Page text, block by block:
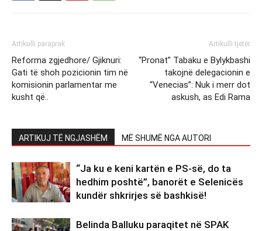
Artikulli paraprak
Reforma zgjedhore/ Gjiknuri:
Gati të shoh pozicionin tim në
komisionin parlamentar me
kusht që..
Artikulli tjetër
“Pronat” Tabaku e Bylykbashi
takojnë delegacionin e
“Venecias”: Nuk i merr dot
askush, as Edi Rama
ARTIKUJ TË NGJASHËM MË SHUMË NGA AUTORI
“Ja ku e keni kartën e PS-së, do ta
hedhim poshtë”, banorët e Selenicës
kundër shkrirjes së bashkisë!
Belinda Balluku paraqitet në SPAK